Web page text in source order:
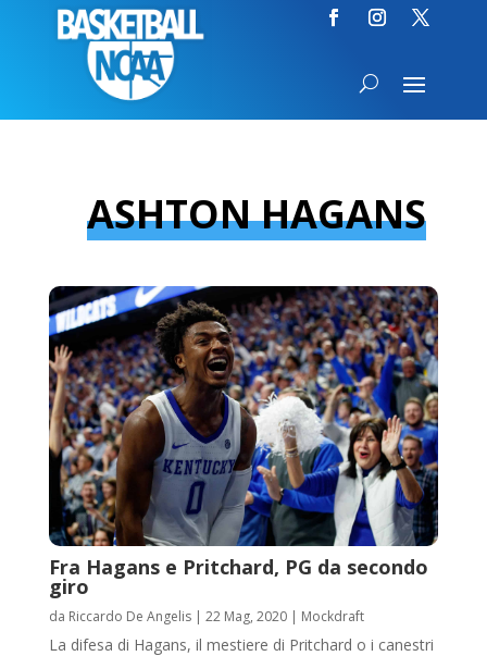
ASHTON HAGANS
Fra Hagans e Pritchard, PG da secondo
giro
da Riccardo De Angelis| 22 Mag, 2020| Mockdraft
La difesa di Hagans, il mestiere di Pritchard o i canestri